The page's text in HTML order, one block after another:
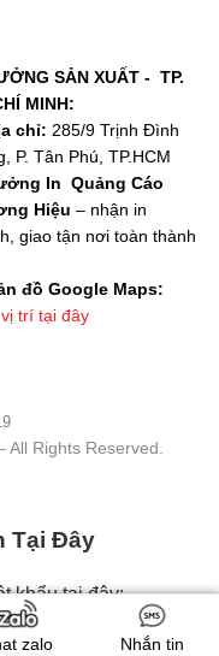
SẢN XUẤT - TP.
MINH:
chỉ: 285/9 Trịnh Đình
P. Tân Phú, TP.HCM
In Quảng Cáo
Hiệu – nhận in
giao tận nơi toàn thành
đồ Google Maps:
trí tại đây
All Rights Reserved.
Tại Đây
khẩu tại đây:
zalo Nhắn tin